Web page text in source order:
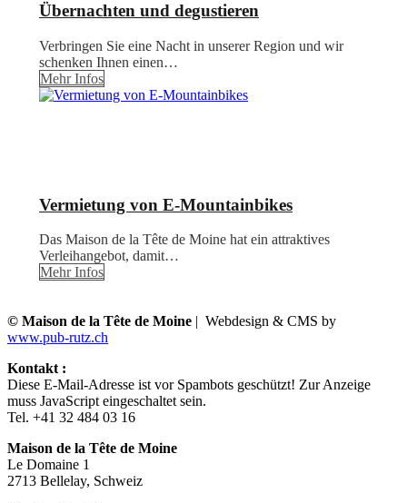
Übernachten und degustieren
Verbringen Sie eine Nacht in unserer Region und wir
schenken Ihnen einen…
Mehr Infos
Vermietung von E-Mountainbikes
Das Maison de la Tête de Moine hat ein attraktives
Verleihangebot, damit…
Mehr Infos
© Maison de la Tête de Moine | Webdesign & CMS by
www.pub-rutz.ch
Kontakt :
Diese E-Mail-Adresse ist vor Spambots geschützt! Zur Anzeige
muss JavaScript eingeschaltet sein.
Tel. +41 32 484 03 16
Maison de la Tête de Moine
Le Domaine 1
2713 Bellelay, Schweiz